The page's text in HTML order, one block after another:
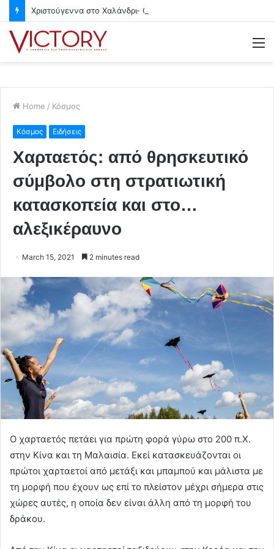
Home / Κόσμος
Κόσμος Ειδήσεις
Χαρταετός: από θρησκευτικό
σύμβολο στη στρατιωτική
κατασκοπεία και στο…
αλεξικέραυνο
March 15, 2021 2 minutes read
Ο χαρταετός πετάει για πρώτη φορά γύρω στο 200 π.Χ.
στην Κίνα και τη Μαλαισία. Εκεί κατασκευάζονται οι
πρώτοι χαρταετοί από μετάξι και μπαμπού και μάλιστα με
τη μορφή που έχουν ως επί το πλείστον μέχρι σήμερα στις
χώρες αυτές, η οποία δεν είναι άλλη από τη μορφή του
δράκου.